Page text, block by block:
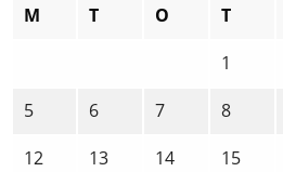
M
T O T
1
5
6 7 8
12
13 14 15